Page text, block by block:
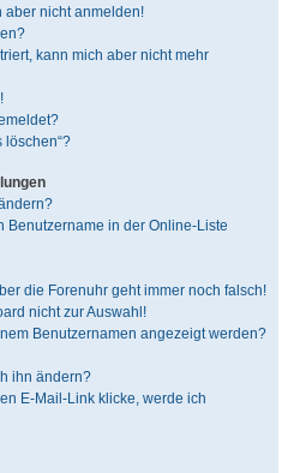
aber nicht anmelden!
kann mich aber nicht mehr
löschen“?
Benutzername in der Online-Liste
die Forenuhr geht immer noch falsch!
nicht zur Auswahl!
Benutzernamen angezeigt werden?
ihn ändern?
E-Mail-Link klicke, werde ich